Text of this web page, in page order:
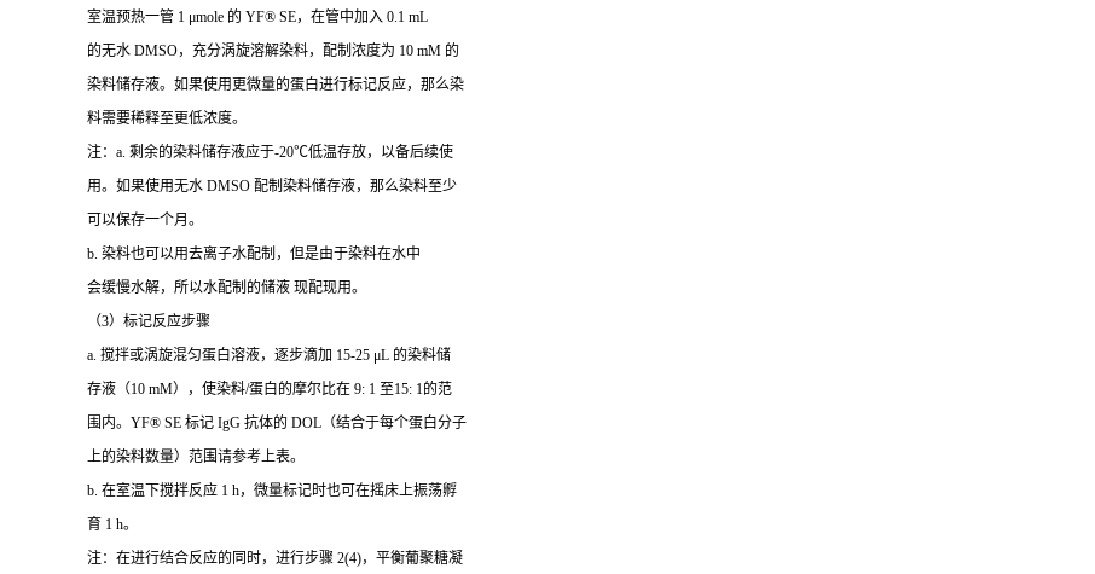
室温预热一管 1 μmole 的 YF® SE，在管中加入 0.1 mL
的无水 DMSO，充分涡旋溶解染料，配制浓度为 10 mM 的
染料储存液。如果使用更微量的蛋白进行标记反应，那么染
料需要稀释至更低浓度。
注：a. 剩余的染料储存液应于-20℃低温存放，以备后续使
用。如果使用无水 DMSO 配制染料储存液，那么染料至少
可以保存一个月。
b. 染料也可以用去离子水配制，但是由于染料在水中
会缓慢水解，所以水配制的储液 现配现用。
（3）标记反应步骤
a. 搅拌或涡旋混匀蛋白溶液，逐步滴加 15-25 μL 的染料储
存液（10 mM），使染料/蛋白的摩尔比在 9: 1 至15: 1的范
围内。YF® SE 标记 IgG 抗体的 DOL（结合于每个蛋白分子
上的染料数量）范围请参考上表。
b. 在室温下搅拌反应 1 h，微量标记时也可在摇床上振荡孵
育 1 h。
注：在进行结合反应的同时，进行步骤 2(4)，平衡葡聚糖凝